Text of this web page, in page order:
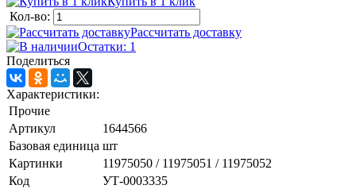
Кол-во:
Рассчитать доставку
Остатки: 1
Поделиться
Характеристики:
Прочие
Артикул
1644566
Базовая единица шт
Картинки
11975050 / 11975051 / 11975052
Код
УТ-0003335